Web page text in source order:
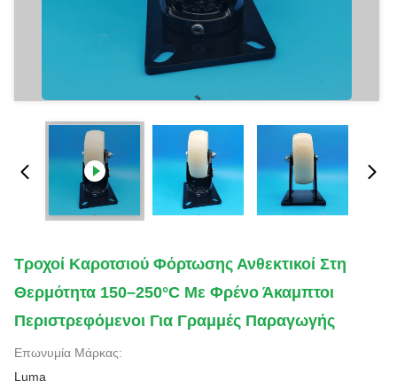
Τροχοί Καροτσιού Φόρτωσης Ανθεκτικοί Στη
Θερμότητα 150–250°C Με Φρένο Άκαμπτοι
Περιστρεφόμενοι Για Γραμμές Παραγωγής
Επωνυμία Μάρκας:
Luma